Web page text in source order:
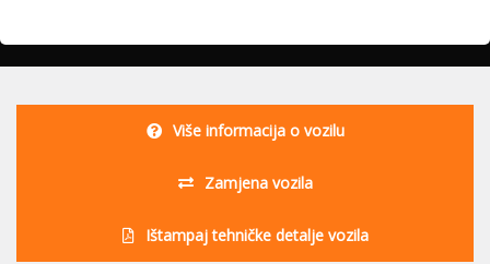
Više informacija o vozilu
Zamjena vozila
Ištampaj tehničke detalje vozila